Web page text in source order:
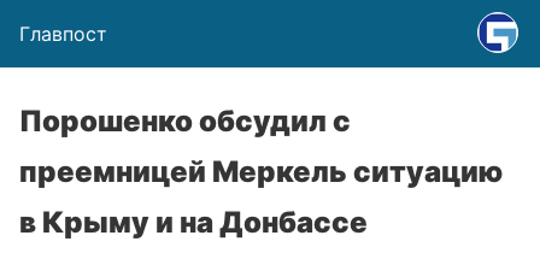
Главпост
Порошенко обсудил с
преемницей Меркель ситуацию
в Крыму и на Донбассе